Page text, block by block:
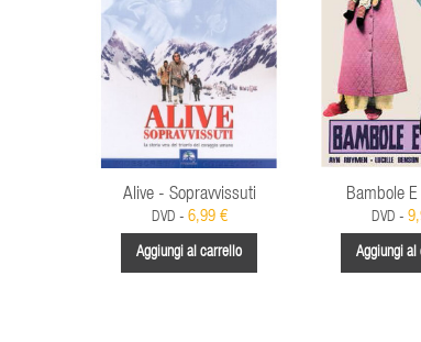
Alive - Sopravvissuti
DVD - 6,99 €
Aggiungi al carrello
Bambole
DVD -
Aggiungi al